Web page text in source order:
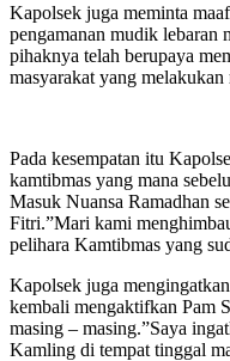
Kapolsek juga meminta
pengamanan mudik lebaran
pihaknya telah berupaya
masyarakat yang
Pada kesempatan itu
kamtibmas yang mana
Masuk Nuansa Ramadhan
Fitri.”Mari kami
pelihara Kamtibmas yang
Kapolsek juga
kembali mengaktifkan Pam
masing – masing.”Saya
Kamling di tempat tinggal